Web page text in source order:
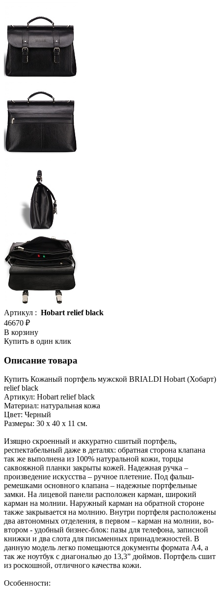
Артикул : Hobart relief black
46670 ₽
В корзину
Купить в один клик
Описание товара
Купить Кожаный портфель мужской BRIALDI Hobart (Хобарт)
relief black
Артикул: Hobart relief black
Материал: натуральная кожа
Цвет: Черный
Размеры: 30 х 40 х 11 см.
Изящно скроенный и аккуратно сшитый портфель,
респектабельный даже в деталях: обратная сторона клапана
так же выполнена из 100% натуральной кожи, торцы
саквояжной планки закрыты кожей. Надежная ручка –
произведение искусства – ручное плетение. Под фальш-
ремешками основного клапана – надежные портфельные
замки. На лицевой панели расположен карман, широкий
карман на молнии. Наружный карман на обратной стороне
также закрывается на молнию. Внутри портфеля расположены
два автономных отделения, в первом – карман на молнии, во-
втором - удобный бизнес-блок: пазы для телефона, записной
книжки и два слота для письменных принадлежностей. В
данную модель легко помещаются документы формата А4, а
так же ноутбук с диагональю до 13,3” дюймов. Портфель сшит
из роскошной, отличного качества кожи.
Особенности: